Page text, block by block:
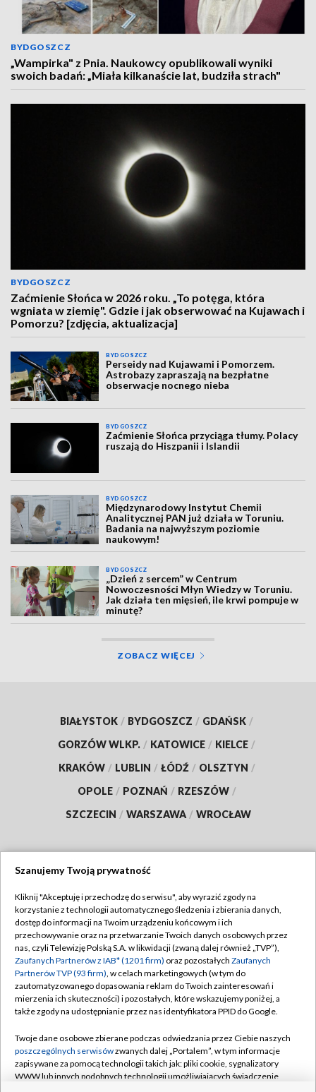
BYDGOSZCZ
„Wampirka" z Pnia. Naukowcy opublikowali wyniki
swoich badań: „Miała kilkanaście lat, budziła strach"
BYDGOSZCZ
Zaćmienie Słońca w 2026 roku. „To potęga, która
wgniata w ziemię". Gdzie i jak obserwować na Kujawach i
Pomorzu? [zdjęcia, aktualizacja]
BYDGOSZCZ
Perseidy nad Kujawami i Pomorzem.
Astrobazy zapraszają na bezpłatne
obserwacje nocnego nieba
BYDGOSZCZ
Zaćmienie Słońca przyciąga tłumy. Polacy
ruszają do Hiszpanii i Islandii
BYDGOSZCZ
Międzynarodowy Instytut Chemii
Analitycznej PAN już działa w Toruniu.
Badania na najwyższym poziomie
naukowym!
BYDGOSZCZ
„Dzień z sercem” w Centrum
Nowoczesności Młyn Wiedzy w Toruniu.
Jak działa ten mięsień, ile krwi pompuje w
minutę?
ZOBACZ WIĘCEJ
BIAŁYSTOK / BYDGOSZCZ / GDAŃSK /
GORZÓW WLKP. / KATOWICE / KIELCE /
KRAKÓW / LUBLIN / ŁÓDŹ / OLSZTYN /
OPOLE / POZNAŃ / RZESZÓW /
SZCZECIN / WARSZAWA / WROCŁAW
TVP
Abonament TVP
Emisja w TVP
Centrum informacji TVP
Naziemna Telewizja Cyfrowa
Rada Programowa
System NOS
Regulamin TVP
Polityka prywatności
Moje zgody
Pomoc
Kontakt
Szanujemy Twoją prywatność
Kliknij "Akceptuję i przechodzę do serwisu", aby wyrazić zgody na
korzystanie z technologii automatycznego śledzenia i zbierania danych,
dostęp do informacji na Twoim urządzeniu końcowym i ich
przechowywanie oraz na przetwarzanie Twoich danych osobowych przez
nas, czyli Telewizję Polską S.A. w likwidacji (zwaną dalej również „TVP”),
Zaufanych Partnerów z IAB* (1201 firm) oraz pozostałych Zaufanych
Partnerów TVP (93 firm), w celach marketingowych (w tym do
zautomatyzowanego dopasowania reklam do Twoich zainteresowań i
mierzenia ich skuteczności) i pozostałych, które wskazujemy poniżej, a
także zgody na udostępnianie przez nas identyfikatora PPID do Google.
Twoje dane osobowe zbierane podczas odwiedzania przez Ciebie naszych
poszczególnych serwisówzwanych dalej „Portalem”, w tym informacje
zapisywane za pomocą technologii takich jak: pliki cookie, sygnalizatory
WWW lub innych podobnych technologii umożliwiających świadczenie